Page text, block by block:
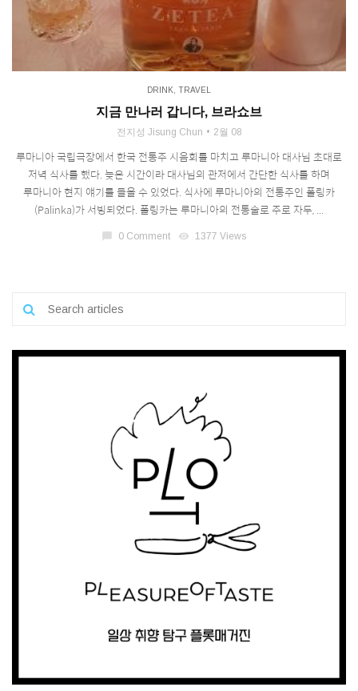
DRINK, TRAVEL
지금 만나러 갑니다, 브라쇼브
전지성 Jisung Chun 2월 08
루마니아 국립극장에서 한국 전통주 시음회를 마치고 루마니아 대사님 초대로
저녁 식사를 했다. 늦은 시간이라 대사님의 관저에서 간단한 식사를 하며
루마니아 현지 얘기를 들을 수 있었다. 식사에 루마니아의 전통주인 폴링카
(Palinka)가 서빙되었다. 폴링카는 루마니아의 전통술로 주로 자두, ...
chat_bubble 0 Comment visibility 1377 Views